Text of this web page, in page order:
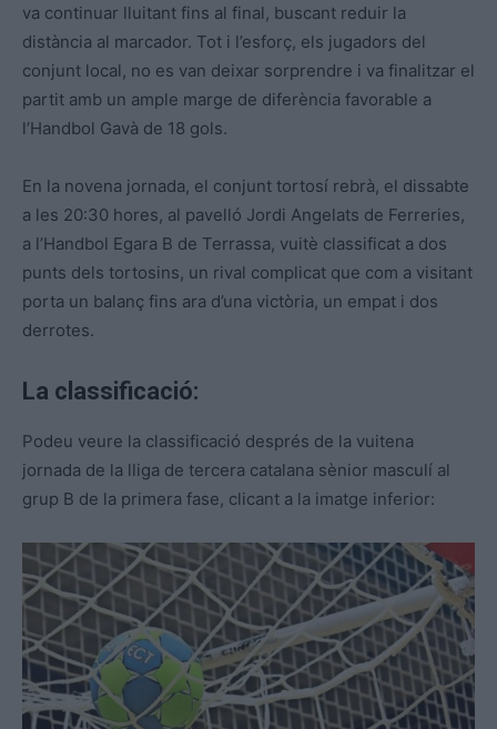
va continuar lluitant fins al final, buscant reduir la
distància al marcador. Tot i l’esforç, els jugadors del
conjunt local, no es van deixar sorprendre i va finalitzar el
partit amb un ample marge de diferència favorable a
l’Handbol Gavà de 18 gols.
En la novena jornada, el conjunt tortosí rebrà, el dissabte
a les 20:30 hores, al pavelló Jordi Angelats de Ferreries,
a l’Handbol Egara B de Terrassa, vuitè classificat a dos
punts dels tortosins, un rival complicat que com a visitant
porta un balanç fins ara d’una victòria, un empat i dos
derrotes.
La classificació:
Podeu veure la classificació després de la vuitena
jornada de la lliga de tercera catalana sènior masculí al
grup B de la primera fase, clicant a la imatge inferior: